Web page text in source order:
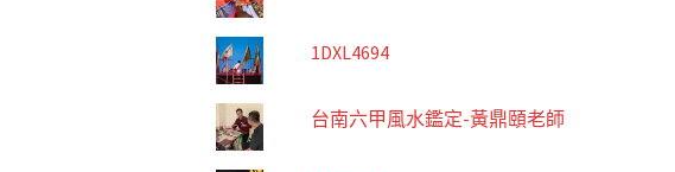
1DXL4694
台南六甲風水鑑定-黃鼎頤老師